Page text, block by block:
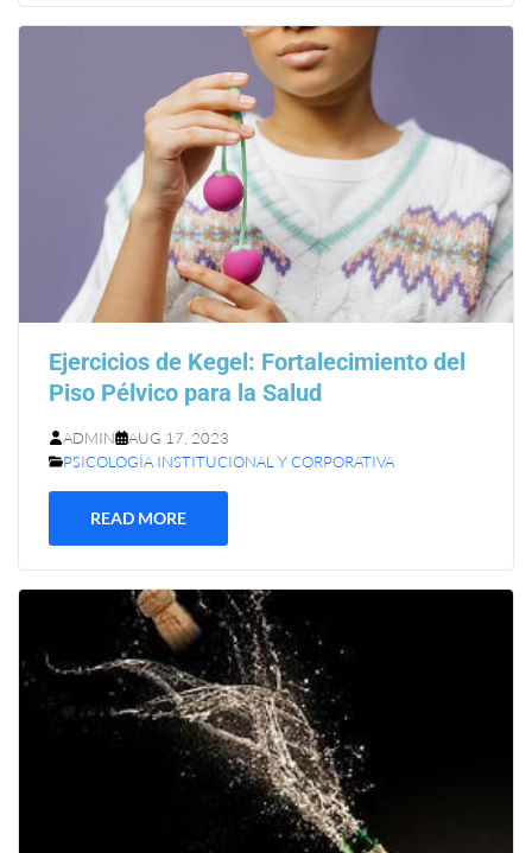
Ejercicios de Kegel: Fortalecimiento del
Piso Pélvico para la Salud
ADMIN
AUG 17, 2023
PSICOLOGÍA INSTITUCIONAL Y CORPORATIVA
READ MORE